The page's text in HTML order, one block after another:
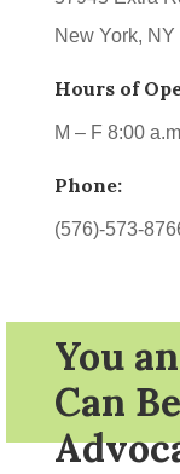
New York,
Hours of
M – F 8:00
Phone:
(576)-573-
You
Can